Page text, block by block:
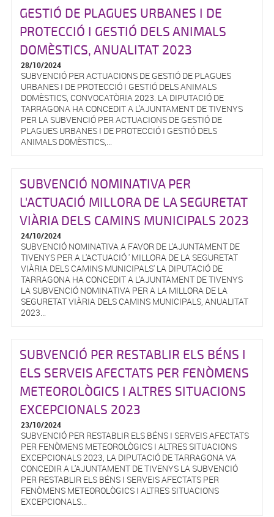
GESTIÓ DE PLAGUES URBANES I DE
PROTECCIÓ I GESTIÓ DELS ANIMALS
DOMÈSTICS, ANUALITAT 2023
28/10/2024
SUBVENCIÓ PER ACTUACIONS DE GESTIÓ DE PLAGUES
URBANES I DE PROTECCIÓ I GESTIÓ DELS ANIMALS
DOMÈSTICS, CONVOCATÒRIA 2023. LA DIPUTACIÓ DE
TARRAGONA HA CONCEDIT A L'AJUNTAMENT DE TIVENYS
PER LA SUBVENCIÓ PER ACTUACIONS DE GESTIÓ DE
PLAGUES URBANES I DE PROTECCIÓ I GESTIÓ DELS
ANIMALS DOMÈSTICS,...
SUBVENCIÓ NOMINATIVA PER
L'ACTUACIÓ MILLORA DE LA SEGURETAT
VIÀRIA DELS CAMINS MUNICIPALS 2023
24/10/2024
SUBVENCIÓ NOMINATIVA A FAVOR DE L'AJUNTAMENT DE
TIVENYS PER A L'ACTUACIÓ ' MILLORA DE LA SEGURETAT
VIÀRIA DELS CAMINS MUNICIPALS' LA DIPUTACIÓ DE
TARRAGONA HA CONCEDIT A L'AJUNTAMENT DE TIVENYS
LA SUBVENCIÓ NOMINATIVA PER A LA MILLORA DE LA
SEGURETAT VIÀRIA DELS CAMINS MUNICIPALS, ANUALITAT
2023...
SUBVENCIÓ PER RESTABLIR ELS BÉNS I
ELS SERVEIS AFECTATS PER FENÒMENS
METEOROLÒGICS I ALTRES SITUACIONS
EXCEPCIONALS 2023
23/10/2024
SUBVENCIÓ PER RESTABLIR ELS BÉNS I SERVEIS AFECTATS
PER FENÒMENS METEOROLÒGICS I ALTRES SITUACIONS
EXCEPCIONALS 2023, LA DIPUTACIÓ DE TARRAGONA VA
CONCEDIR A L'AJUNTAMENT DE TIVENYS LA SUBVENCIÓ
PER RESTABLIR ELS BÉNS I SERVEIS AFECTATS PER
FENÒMENS METEOROLÒGICS I ALTRES SITUACIONS
EXCEPCIONALS...